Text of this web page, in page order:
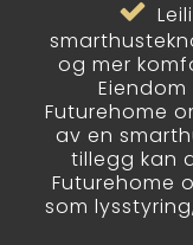
og mer
Futurehome
av en
tillegg kan
Futurehome
som